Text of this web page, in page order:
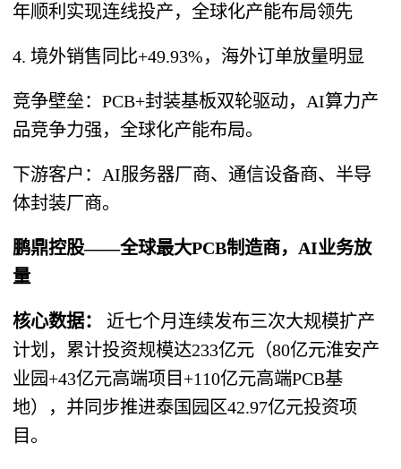
年顺利实现连线投产，全球化产能布局领先
4. 境外销售同比+49.93%，海外订单放量明显
竞争壁垒：PCB+封装基板双轮驱动，AI算力产
品竞争力强，全球化产能布局。
下游客户：AI服务器厂商、通信设备商、半导
体封装厂商。
鹏鼎控股——全球最大PCB制造商，AI业务放
量
核心数据：
近七个月连续发布三次大规模扩产
计划，累计投资规模达233亿元（80亿元淮安产
业园+43亿元高端项目+110亿元高端PCB基
地），并同步推进泰国园区42.97亿元投资项
目。